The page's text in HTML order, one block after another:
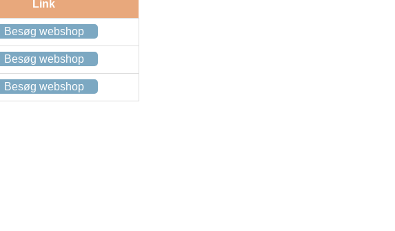
Link
Besøg webshop
Besøg webshop
Besøg webshop